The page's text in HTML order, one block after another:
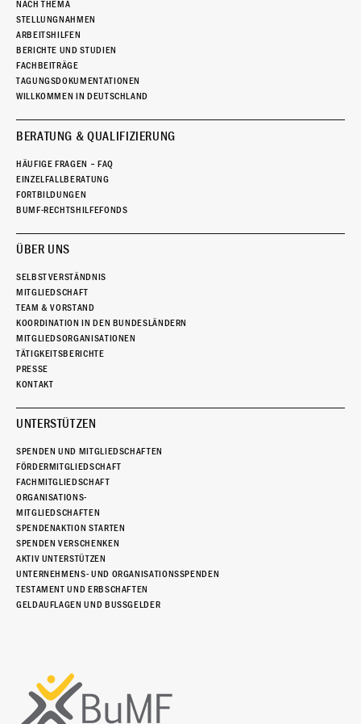
NACH THEMA
STELLUNGNAHMEN
ARBEITSHILFEN
BERICHTE UND STUDIEN
FACHBEITRÄGE
TAGUNGSDOKUMENTATIONEN
WILLKOMMEN IN DEUTSCHLAND
BERATUNG & QUALIFIZIERUNG
HÄUFIGE FRAGEN – FAQ
EINZELFALLBERATUNG
FORTBILDUNGEN
BUMF-RECHTSHILFEFONDS
ÜBER UNS
SELBSTVERSTÄNDNIS
MITGLIEDSCHAFT
TEAM & VORSTAND
KOORDINATION IN DEN BUNDESLÄNDERN
MITGLIEDSORGANISATIONEN
TÄTIGKEITSBERICHTE
PRESSE
KONTAKT
UNTERSTÜTZEN
SPENDEN UND MITGLIEDSCHAFTEN
FÖRDERMITGLIEDSCHAFT
FACHMITGLIEDSCHAFT
ORGANISATIONS-
MITGLIEDSCHAFTEN
SPENDENAKTION STARTEN
SPENDEN VERSCHENKEN
AKTIV UNTERSTÜTZEN
UNTERNEHMENS- UND ORGANISATIONSSPENDEN
TESTAMENT UND ERBSCHAFTEN
GELDAUFLAGEN UND BUSSGELDER